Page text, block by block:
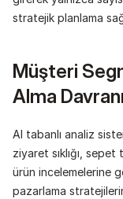
stratejik planlama
Müşteri
Alma
AI tabanlı analiz
ziyaret sıklığı, sepet
ürün incelemelerine
pazarlama